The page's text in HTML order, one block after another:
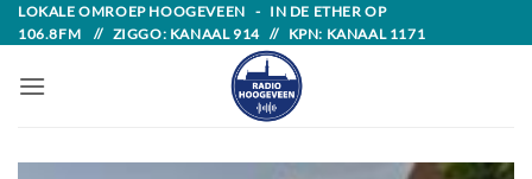
Skip
to
content
LOKALE OMROEP HOOGEVEEN - IN DE ETHER OP
106.8FM // ZIGGO: KANAAL 914 // KPN: KANAAL 1171